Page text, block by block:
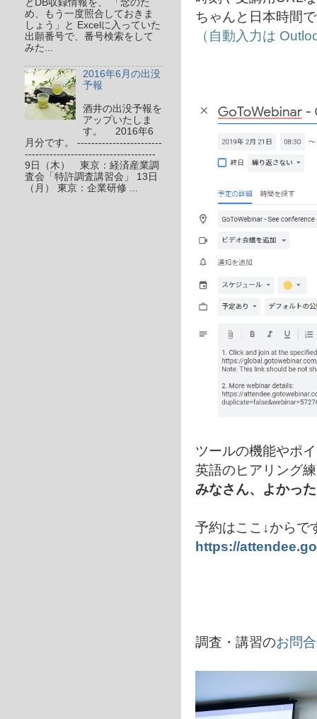
ちゃんと日本時間
（自動入力は
ツールの機能やポ
英語のヒアリング
みなさん、よかっ
予約はここ↓からで
https://
調査・講習のお問
とDB収録情報を、 「念のた
め、もう一度照合しておきま
しょう」と Excelに入っていた
出願番号で、番号検索をして
みた...
2016年6月の出没
予報
酒井の出没予報を
アップいたしま
す。 2016年6
月分です。 ------------------------
-------------------------------------
9日（木） 東京：経済産業調
査会「特許調査講習会」 13日
（月） 東京：企業研修 ...